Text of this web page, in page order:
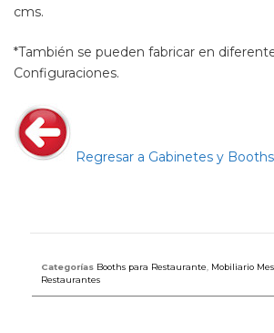
cms.
*También se pueden fabricar en
Configuraciones.
Regresar a Gabinetes y
Categorías Booths para Restaurante
Mobiliario
Restaurantes